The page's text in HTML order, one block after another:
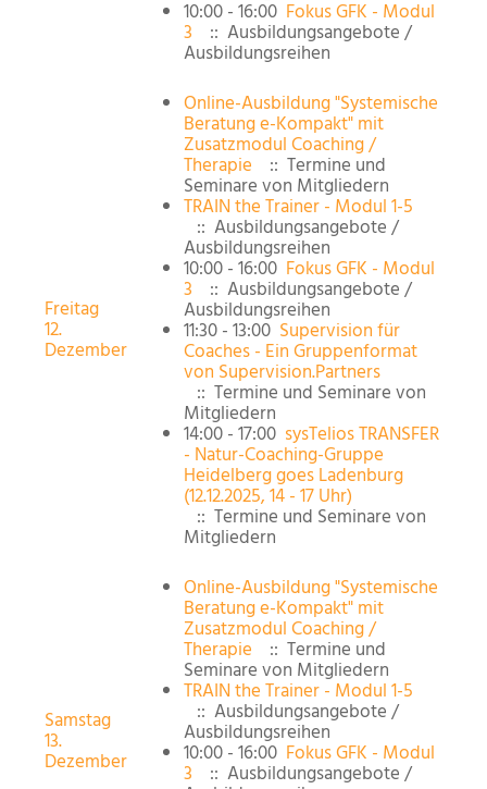
10:00 - 16:00 Fokus GFK - Modul
3 :: Ausbildungsangebote /
Ausbildungsreihen
Freitag
12.
Dezember
Online-Ausbildung "Systemische
Beratung e-Kompakt" mit
Zusatzmodul Coaching /
Therapie :: Termine und
Seminare von Mitgliedern
TRAIN the Trainer - Modul 1-5
:: Ausbildungsangebote /
Ausbildungsreihen
10:00 - 16:00 Fokus GFK - Modul
3 :: Ausbildungsangebote /
Ausbildungsreihen
11:30 - 13:00 Supervision für
Coaches - Ein Gruppenformat
von Supervision.Partners
:: Termine und Seminare von
Mitgliedern
14:00 - 17:00 sysTelios TRANSFER
- Natur-Coaching-Gruppe
Heidelberg goes Ladenburg
(12.12.2025, 14 - 17 Uhr)
:: Termine und Seminare von
Mitgliedern
Samstag
13.
Dezember
Online-Ausbildung "Systemische
Beratung e-Kompakt" mit
Zusatzmodul Coaching /
Therapie :: Termine und
Seminare von Mitgliedern
TRAIN the Trainer - Modul 1-5
:: Ausbildungsangebote /
Ausbildungsreihen
10:00 - 16:00 Fokus GFK - Modul
3 :: Ausbildungsangebote /